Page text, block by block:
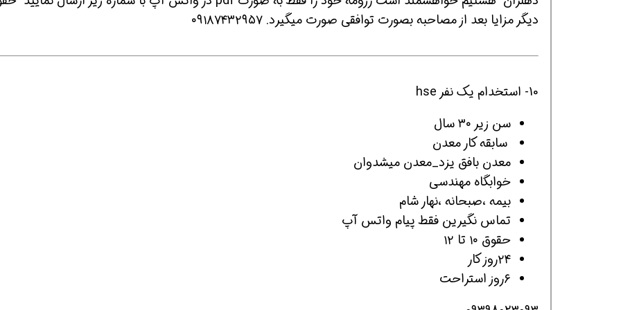
دیگر مزایا بعد از مصاحبه بصورت توافقی صورت میگیرد. ۰۹۱۸۷۴۳۲۹۵۷
10- استخدام یک نفر hse
سن زیر ۳۰ سال
سابقه کار معدن
معدن بافق یزد_معدن میشدوان
خوابگاه مهندسی
بیمه ،صبحانه ،نهار شام
تماس نگیرین فقط پیام واتس آپ
حقوق ۱۰ تا ۱۲
۲۴روز کار
۶روز استراحت